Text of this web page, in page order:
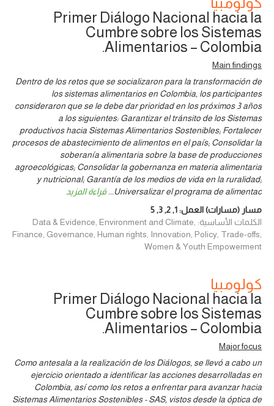
Primer Diálogo Nacional hacia la
Cumbre sobre los Sistemas
Alimentarios – Colombia.
Main findings
Dentro de los retos que se socializaron para la transformación de
los sistemas alimentarios en Colombia, los participantes
consideraron que se le debe dar prioridad en los próximos 3 años
a los siguientes: Garantizar el tránsito de los Sistemas
productivos hacia Sistemas Alimentarios Sostenibles; Fortalecer
procesos de abastecimiento de alimentos en el país; Consolidar la
soberanía alimentaria sobre la base de producciones
agroecológicas; Consolidar la gobernanza en materia alimentaria
y nutricional; Garantía de los medios de vida en la ruralidad;
Universalizar el programa de alimentac
... قراءة المزيد
مسار (مسارات) العمل:1
,
2
,
3
,
5
الكلمات الأساسية: Data & Evidence, Environment and Climate,
Finance, Governance, Human rights, Innovation, Policy, Trade-offs,
Women & Youth Empowerment
كولومبيا
Primer Diálogo Nacional hacia la
Cumbre sobre los Sistemas
Alimentarios – Colombia.
Major focus
Como antesala a la realización de los Diálogos, se llevó a cabo un
ejercicio orientado a identificar las acciones desarrolladas en
Colombia, así como los retos a enfrentar para avanzar hacia
Sistemas Alimentarios Sostenibles - SAS, vistos desde la óptica de